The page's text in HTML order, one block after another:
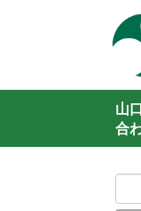
山
合